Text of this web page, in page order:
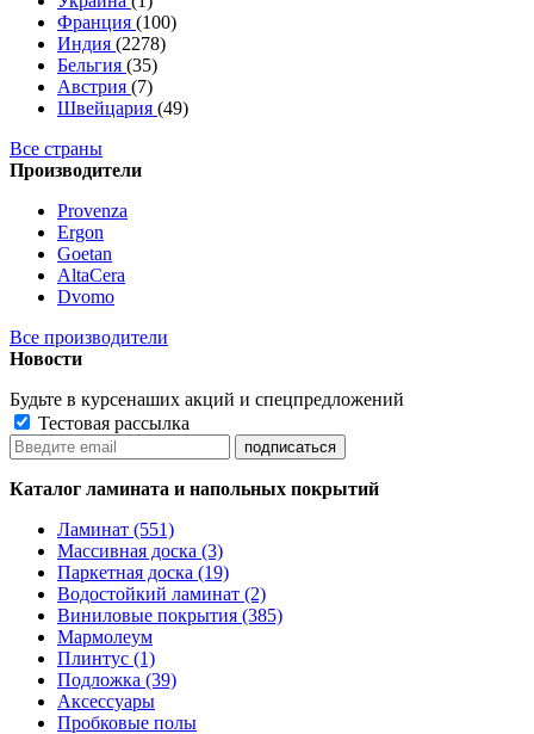
Франция (100)
Индия (2278)
Бельгия (35)
Австрия (7)
Швейцария (49)
Все страны
Производители
Provenza
Ergon
Goetan
AltaСera
Dvomo
Все производители
Новости
Будьте в курсенаших акций и спецпредложений
Тестовая рассылка
Каталог ламината и напольных покрытий
Ламинат (551)
Массивная доска (3)
Паркетная доска (19)
Водостойкий ламинат (2)
Виниловые покрытия (385)
Мармолеум
Плинтус (1)
Подложка (39)
Аксессуары
Пробковые полы